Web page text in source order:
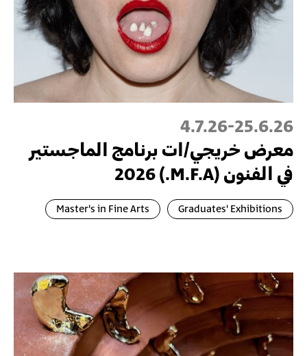
25.6.26
-
4.7.26
معرض خريجي/ات برنامج الماجستير
في الفنون (M.F.A.) 2026
Graduates' Exhibitions
Master's in Fine Arts